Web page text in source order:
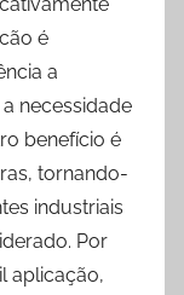
é
a
necessidade
benefício é
tornando-
industriais
Por
aplicação,